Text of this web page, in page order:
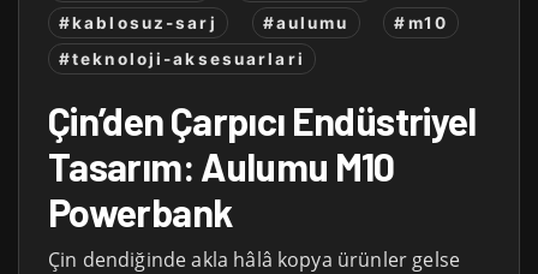
#kablosuz-sarj
#aulumu
#m10
#teknoloji-aksesuarlari
Çin’den Çarpıcı Endüstriyel
Tasarım: Aulumu M10
Powerbank
Çin dendiğinde akla hâlâ kopya ürünler gelse